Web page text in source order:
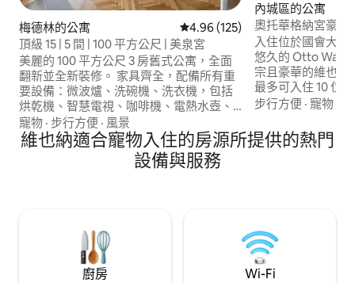
梅德林的公寓 從 125 則評價中獲得 4.96 的平
4.96 (125)
頂級 15 | 5 間 | 100 平方公尺 | 美泉宮
美麗的 100 平方公尺 3 房舊式公寓，全面
翻新並全新裝修。 家具齊全，配備所有重
要設備：微波爐、洗碗機、洗衣機，包括
烘乾機、智慧電視、咖啡機、電熱水壺、
Wi-Fi。 地鐵（U4 Schönbrunn）站就在對
面，超市就在對面，隔壁有披薩店，VIO
Plaza購物中心和Schönbrunn步行5分鐘即
寵物 · 步行方便 · 風景
內城區的公寓
奧托華格納宮豪華
入住位於國會大樓
悠久的 Otto
宗且豪華的維也納公寓。 206
最多可入住 10 位房客。 享受兩
用的翼樓，兩翼由
入住。 原創的蝕刻玻璃、寬敞的房間、輕
鬆的自助入住和早
步行方便 ·寵物
維也納適合寵物入住的房源所提供的熱門
設備與服務
廚房 Wi-Fi